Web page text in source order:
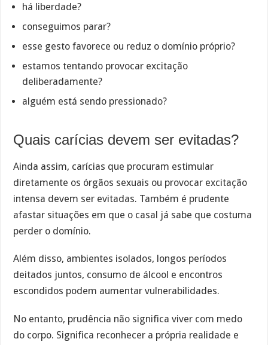
há liberdade?
conseguimos parar?
esse gesto favorece ou reduz o domínio próprio?
estamos tentando provocar excitação
deliberadamente?
alguém está sendo pressionado?
Quais carícias devem ser evitadas?
Ainda assim, carícias que procuram estimular
diretamente os órgãos sexuais ou provocar excitação
intensa devem ser evitadas. Também é prudente
afastar situações em que o casal já sabe que costuma
perder o domínio.
Além disso, ambientes isolados, longos períodos
deitados juntos, consumo de álcool e encontros
escondidos podem aumentar vulnerabilidades.
No entanto, prudência não significa viver com medo
do corpo. Significa reconhecer a própria realidade e